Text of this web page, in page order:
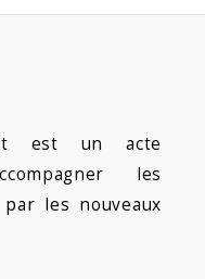
est un acte
les
les nouveaux